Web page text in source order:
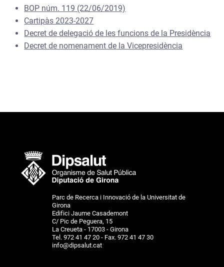
BOP núm. 119 (22/06/2019)
Cartipàs 2023-2027
Decret de delegació de les funcions de la Presidència
Decret de nomenament de la Vicepresidència
Parc de Recerca i Innovació de la Universitat de
Girona
Edifici Jaume Casademont
C/ Pic de Peguera, 15
La Creueta - 17003 - Girona
Tel. 972 41 47 20 - Fax. 972 41 47 30
info@dipsalut.cat